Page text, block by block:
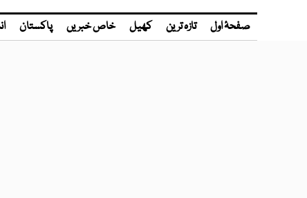
صفحۂ اول تازہ ترین کھیل خاص خبریں پاکستان